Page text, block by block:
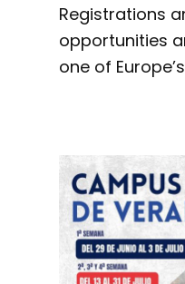
Registrations
opportunities
one of